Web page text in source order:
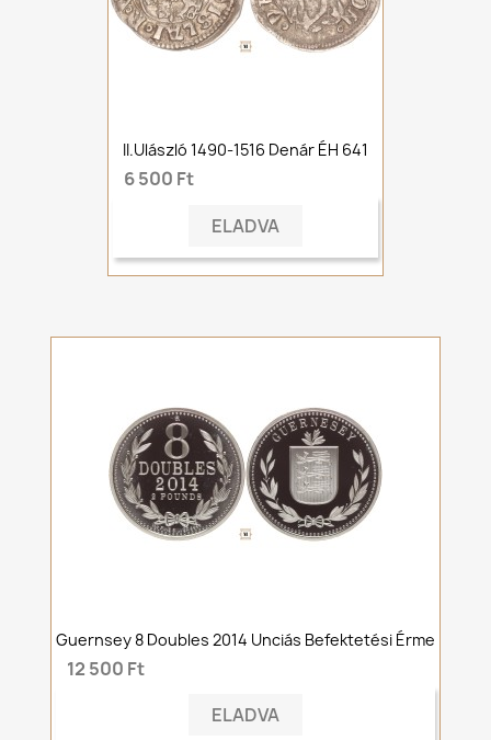
II.Ulászló 1490-1516 Denár ÉH 641
6 500 Ft
ELADVA
Guernsey 8 Doubles 2014 Unciás Befektetési Érme
12 500 Ft
ELADVA